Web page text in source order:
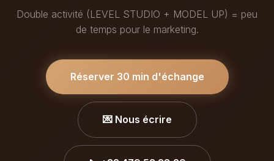
Double activité (LEVEL STUDIO + MODEL UP) = peu
de temps pour le marketing.
Réserver 30 min d'échange
💌 Nous écrire